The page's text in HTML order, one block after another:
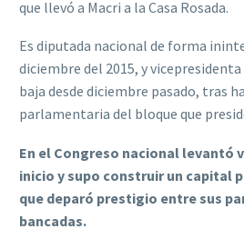
que llevó a Macri a la Casa Rosada.
Es diputada nacional de forma
diciembre del 2015, y
baja desde diciembre pasado, tras
parlamentaria del bloque que
En el Congreso nacional levantó
inicio y supo construir un capital
que deparó prestigio entre sus
bancadas.